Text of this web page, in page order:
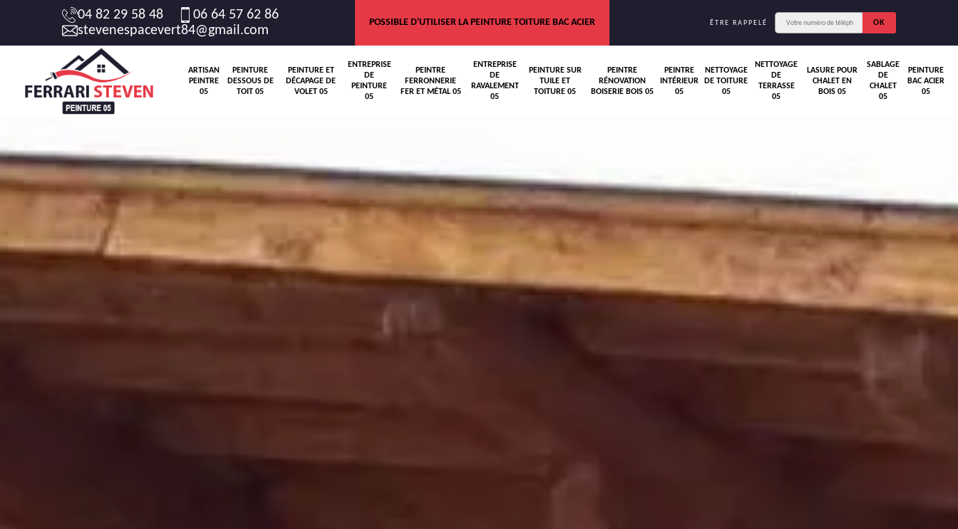
04 82 29 58 48
06 64 57 62 86
stevenespacevert84@gmail.com
POSSIBLE D'UTILISER LA PEINTURE TOITURE BAC ACIER ÊTRE RAPPELÉ
ARTISAN
PEINTRE
05
PEINTURE
DESSOUS DE
TOIT 05
PEINTURE ET
DÉCAPAGE DE
VOLET 05
ENTREPRISE
DE
PEINTURE
05
PEINTRE
FERRONNERIE
FER ET MÉTAL 05
ENTREPRISE
DE
RAVALEMENT
05
PEINTURE SUR
TUILE ET
TOITURE 05
PEINTRE
RÉNOVATION
BOISERIE BOIS 05
PEINTRE
INTÉRIEUR
05
NETTOYAGE
DE TOITURE
05
NETTOYAGE
DE
TERRASSE
05
LASURE POUR
CHALET EN
BOIS 05
SABLAGE
DE
CHALET
05
PEINTURE
BAC ACIER
05